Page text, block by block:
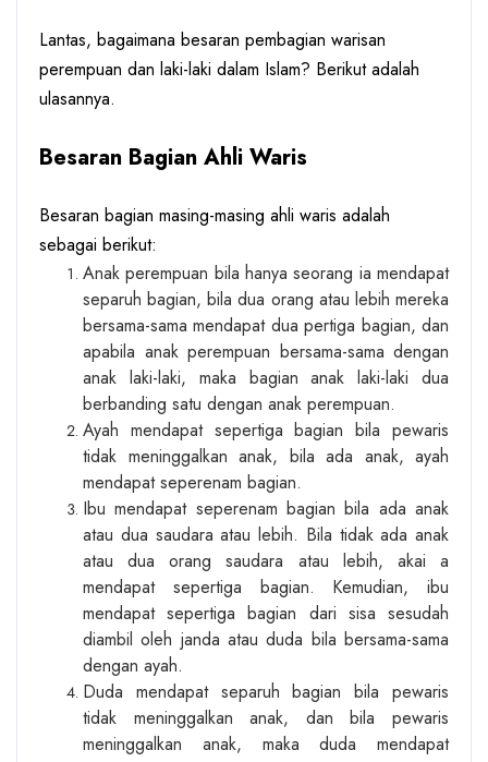
Lantas, bagaimana besaran pembagian warisan
perempuan dan laki-laki dalam Islam? Berikut adalah
ulasannya.
Besaran Bagian Ahli Waris
Besaran bagian masing-masing ahli waris adalah
sebagai berikut:
Anak perempuan bila hanya seorang ia mendapat
separuh bagian, bila dua orang atau lebih mereka
bersama-sama mendapat dua pertiga bagian, dan
apabila anak perempuan bersama-sama dengan
anak laki-laki, maka bagian anak laki-laki dua
berbanding satu dengan anak perempuan.
Ayah mendapat sepertiga bagian bila pewaris
tidak meninggalkan anak, bila ada anak, ayah
mendapat seperenam bagian.
Ibu mendapat seperenam bagian bila ada anak
atau dua saudara atau lebih. Bila tidak ada anak
atau dua orang saudara atau lebih, akai a
mendapat sepertiga bagian. Kemudian, ibu
mendapat sepertiga bagian dari sisa sesudah
diambil oleh janda atau duda bila bersama-sama
dengan ayah.
Duda mendapat separuh bagian bila pewaris
tidak meninggalkan anak, dan bila pewaris
meninggalkan anak, maka duda mendapat